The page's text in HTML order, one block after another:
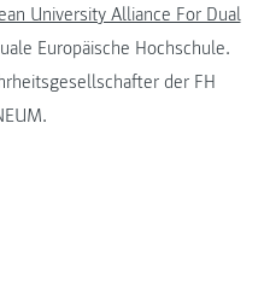
University Alliance For Dual
Europäische Hochschule.
der FH